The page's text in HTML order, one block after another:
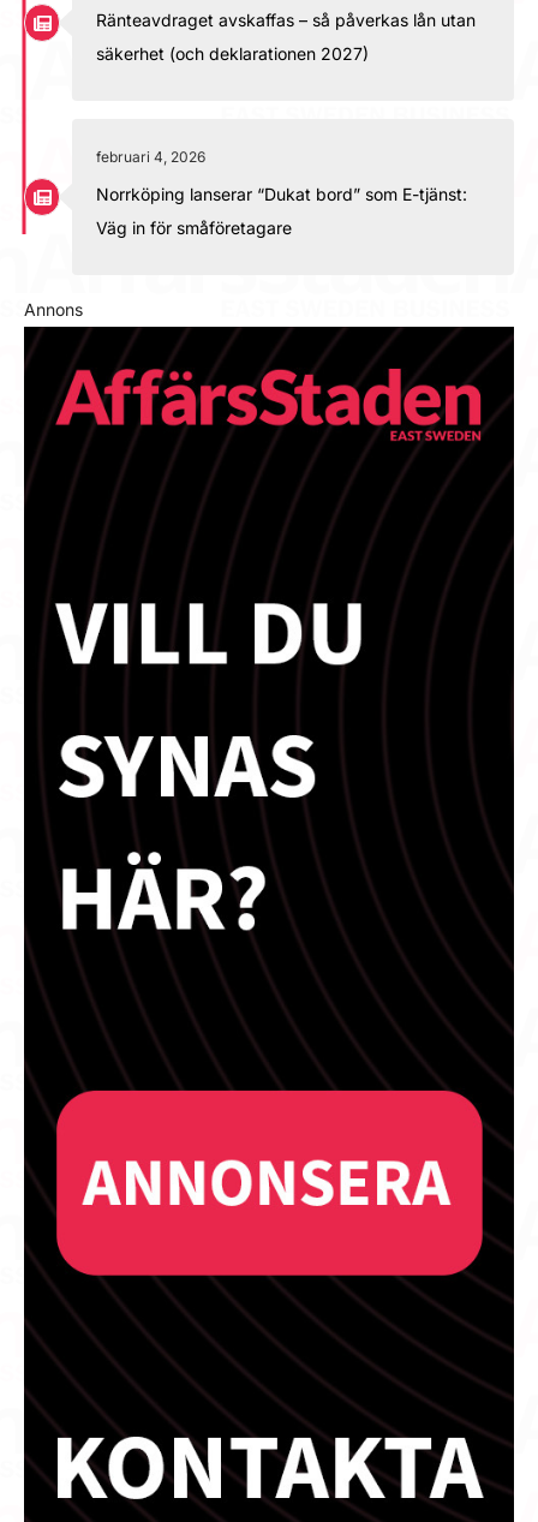
Ränteavdraget avskaffas – så påverkas lån utan
säkerhet (och deklarationen 2027)
februari 4, 2026
Norrköping lanserar “Dukat bord” som E-tjänst:
Väg in för småföretagare
Annons